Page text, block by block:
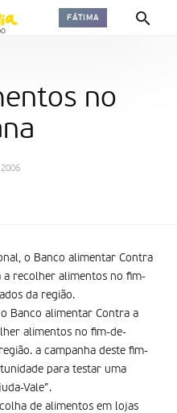
FÁTIMA
no
2006
o Banco alimentar Contra
a recolher alimentos no fim-
da região.
Banco alimentar Contra a
alimentos no fim-de-
a campanha deste fim-
para testar uma
Vale”.
de alimentos em lojas